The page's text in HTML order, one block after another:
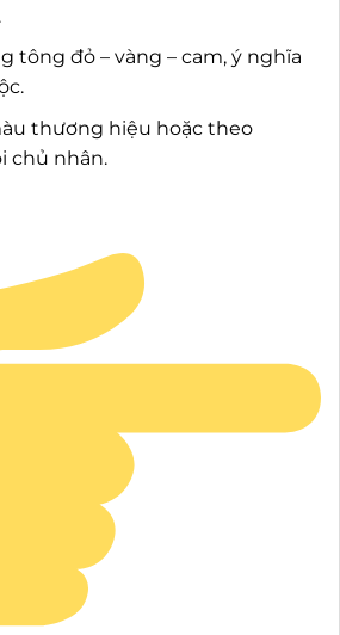
tông đỏ – vàng – cam, ý nghĩa
thương hiệu hoặc theo
chủ nhân.